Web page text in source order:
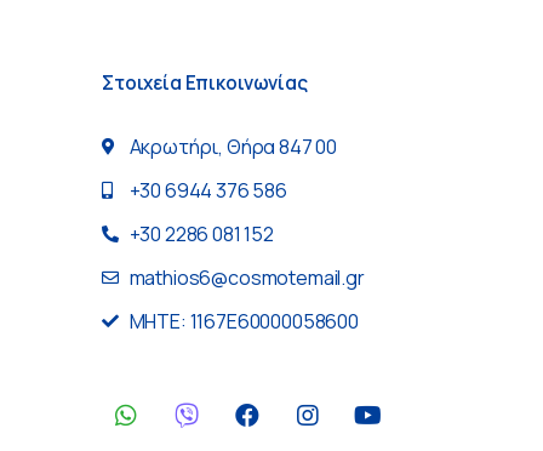
Στοιχεία Επικοινωνίας
Ακρωτήρι, Θήρα 847 00
+30 6944 376 586
+30 2286 081 152
mathios6@cosmotemail.gr
MHTE: 1167E60000058600